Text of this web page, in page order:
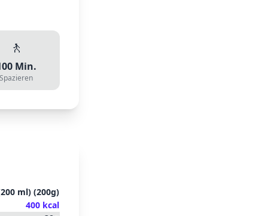
🚶
Min.
Spazieren
ml) (200g)
400 kcal